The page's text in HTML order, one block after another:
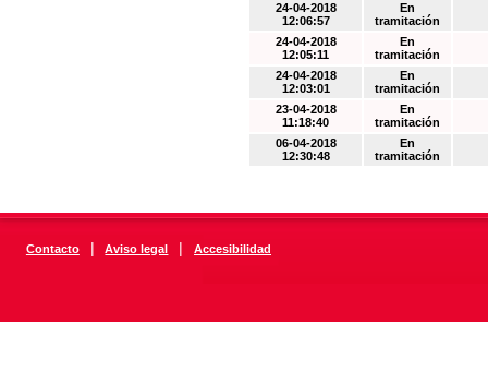
24-04-2018
12:06:57
En
tramitación
24-04-2018
12:05:11
En
tramitación
24-04-2018
12:03:01
En
tramitación
23-04-2018
11:18:40
En
tramitación
06-04-2018
12:30:48
En
tramitación
Contacto | Aviso legal | Accesibilidad